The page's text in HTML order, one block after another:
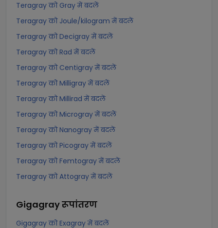
Teragray को Gray में बदलें
Teragray को Joule/kilogram में बदलें
Teragray को Decigray में बदलें
Teragray को Rad में बदलें
Teragray को Centigray में बदलें
Teragray को Milligray में बदलें
Teragray को Millirad में बदलें
Teragray को Microgray में बदलें
Teragray को Nanogray में बदलें
Teragray को Picogray में बदलें
Teragray को Femtogray में बदलें
Teragray को Attogray में बदलें
Gigagrayरूपांतरण
Gigagray को Exagray में बदलें